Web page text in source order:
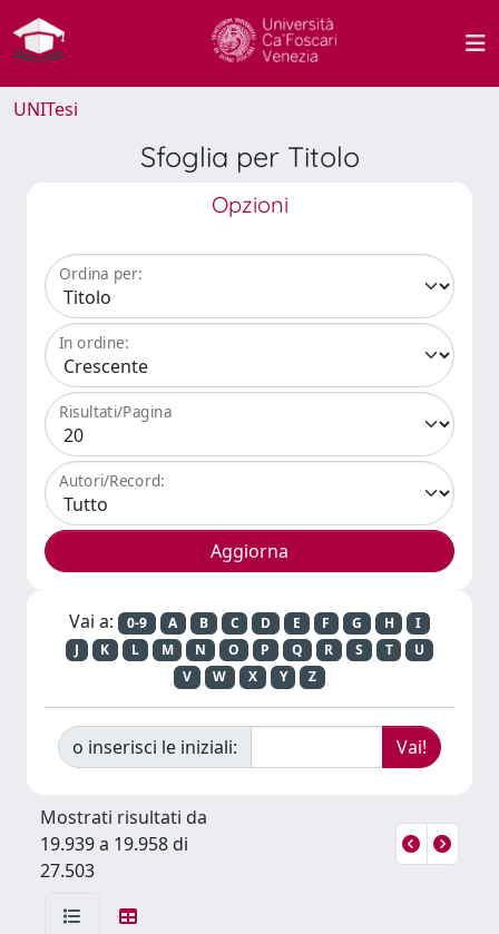
UNITesi
Sfoglia per Titolo
Opzioni
Ordina per:
In ordine:
Risultati/Pagina
Autori/Record:
Vai a: 0-9 A B C D E F G H
I
J
K L M N O P Q R S T
U
V
W X Y Z
o inserisci le iniziali:
Mostrati risultati da
19.939 a 19.958 di
27.503